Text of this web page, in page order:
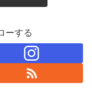
ーする